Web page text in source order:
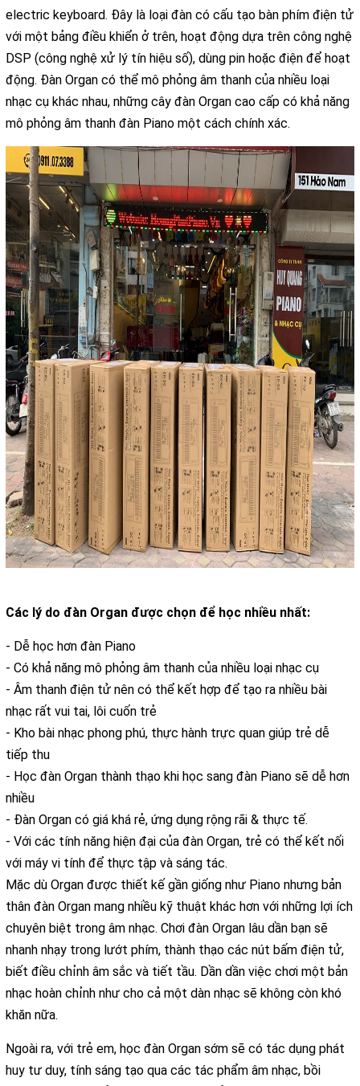
electric keyboard. Đây là loại đàn có cấu tạo bàn phím điện tử
với một bảng điều khiển ở trên, hoạt động dựa trên công nghệ
DSP (công nghệ xử lý tín hiệu số), dùng pin hoặc điện để hoạt
động. Đàn Organ có thể mô phỏng âm thanh của nhiều loại
nhạc cụ khác nhau, những cây đàn Organ cao cấp có khả năng
mô phỏng âm thanh đàn Piano một cách chính xác.
Các lý do đàn Organ được chọn để học nhiều nhất:
- Dễ học hơn đàn Piano
- Có khả năng mô phỏng âm thanh của nhiều loại nhạc cụ
- Âm thanh điện tử nên có thể kết hợp để tạo ra nhiều bài
nhạc rất vui tai, lôi cuốn trẻ
- Kho bài nhạc phong phú, thực hành trực quan giúp trẻ dễ
tiếp thu
- Học đàn Organ thành thạo khi học sang đàn Piano sẽ dễ hơn
nhiều
- Đàn Organ có giá khá rẻ, ứng dụng rộng rãi & thực tế.
- Với các tính năng hiện đại của đàn Organ, trẻ có thể kết nối
với máy vi tính để thực tập và sáng tác.
Mặc dù Organ được thiết kế gần giống như Piano nhưng bản
thân đàn Organ mang nhiều kỹ thuật khác hơn với những lợi ích
chuyên biệt trong âm nhạc. Chơi đàn Organ lâu dần bạn sẽ
nhanh nhạy trong lướt phím, thành thạo các nút bấm điện tử,
biết điều chỉnh âm sắc và tiết tầu. Dần dần việc chơi một bản
nhạc hoàn chỉnh như cho cả một dàn nhạc sẽ không còn khó
khăn nữa.
Ngoài ra, với trẻ em, học đàn Organ sớm sẽ có tác dụng phát
huy tư duy, tính sáng tạo qua các tác phẩm âm nhạc, bồi